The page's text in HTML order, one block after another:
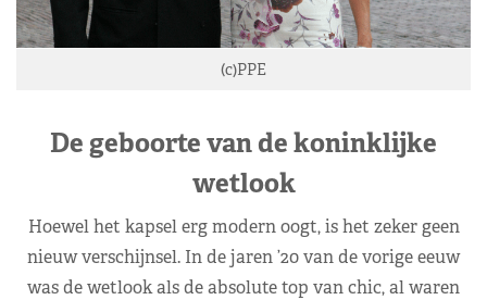
(c)PPE
De geboorte van de koninklijke
wetlook
Hoewel het kapsel erg modern oogt, is het zeker geen
nieuw verschijnsel. In de jaren ’20 van de vorige eeuw
was de wetlook als de absolute top van chic, al waren